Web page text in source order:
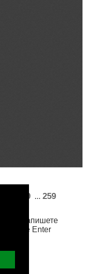
89 ... 259
запишете
Enter